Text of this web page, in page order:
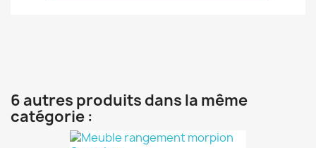
6 autres produits dans la même
catégorie :